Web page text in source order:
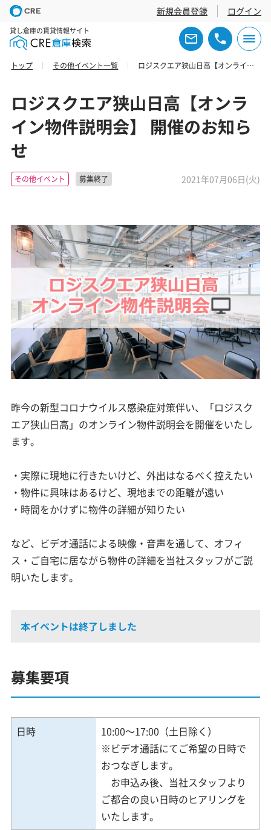
新規会員登録 ログイン
貸し倉庫の賃貸情報サイト
トップ その他イベント一覧 ロジスクエア狭山日高【オンライン物件説明会】 開催のお知らせ
ロジスクエア狭山日高【オンラ
イン物件説明会】 開催のお知ら
せ
その他イベント 募集終了 2021年07月06日(火)
昨今の新型コロナウイルス感染症対策伴い、「ロジスク
エア狭山日高」のオンライン物件説明会を開催をいたし
ます。
・実際に現地に行きたいけど、外出はなるべく控えたい
・物件に興味はあるけど、現地までの距離が遠い
・時間をかけずに物件の詳細が知りたい
など、ビデオ通話による映像・音声を通して、オフィ
ス・ご自宅に居ながら物件の詳細を当社スタッフがご説
明いたします。
本イベントは終了しました
募集要項
日時
10:00～17:00（土日除く）
※ビデオ通話にてご希望の日時で
おつなぎします。
お申込み後、当社スタッフより
ご都合の良い日時のヒアリングを
いたします。